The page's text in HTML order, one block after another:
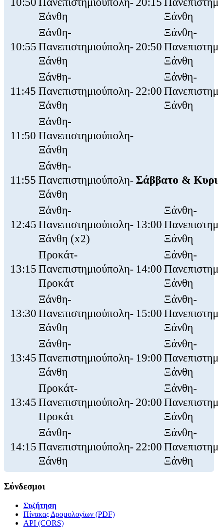
Ξάνθη
Ξάνθη
10:55
Ξάνθη-
Πανεπιστημιούπολη-
Ξάνθη
20:50
Ξάνθη-
Ξάνθη
11:45
Ξάνθη-
Πανεπιστημιούπολη-
Ξάνθη
22:00
Ξάνθη-
Ξάνθη
11:50
Ξάνθη-
Πανεπιστημιούπολη-
Ξάνθη
11:55
Ξάνθη-
Πανεπιστημιούπολη-
Ξάνθη
Σάββατο &
12:45
Ξάνθη-
Πανεπιστημιούπολη-
Ξάνθη (x2)
13:00
Ξάνθη-
Ξάνθη
13:15
Προκάτ-
Πανεπιστημιούπολη-
Προκάτ
14:00
Ξάνθη-
Ξάνθη
13:30
Ξάνθη-
Πανεπιστημιούπολη-
Ξάνθη
15:00
Ξάνθη-
Ξάνθη
13:45
Ξάνθη-
Πανεπιστημιούπολη-
Ξάνθη
19:00
Ξάνθη-
Ξάνθη
13:45
Προκάτ-
Πανεπιστημιούπολη-
Προκάτ
20:00
Ξάνθη-
Ξάνθη
14:15
Ξάνθη-
Πανεπιστημιούπολη-
Ξάνθη
22:00
Ξάνθη-
Ξάνθη
Σύνδεσμοι
Συζήτηση
Πίνακας Δρομολογίων (PDF)
API (CORS)